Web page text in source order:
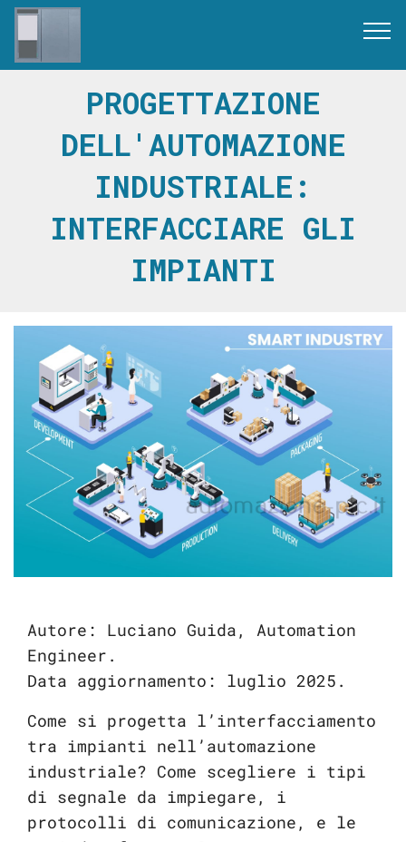
PROGETTAZIONE
DELL'AUTOMAZIONE
INDUSTRIALE:
INTERFACCIARE GLI
IMPIANTI
Autore: Luciano Guida, Automation
Engineer.
Data aggiornamento: luglio 2025.
Come si progetta l’interfacciamento
tra impianti nell’automazione
industriale? Come scegliere i tipi
di segnale da impiegare, i
protocolli di comunicazione, e le